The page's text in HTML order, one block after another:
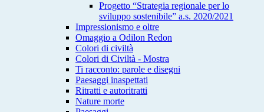
Progetto “Strategia regionale per lo
sviluppo sostenibile” a.s. 2020/2021
Impressionismo e oltre
Omaggio a Odilon Redon
Colori di civiltà
Colori di Civiltà - Mostra
Ti racconto: parole e disegni
Paesaggi inaspettati
Ritratti e autoritratti
Nature morte